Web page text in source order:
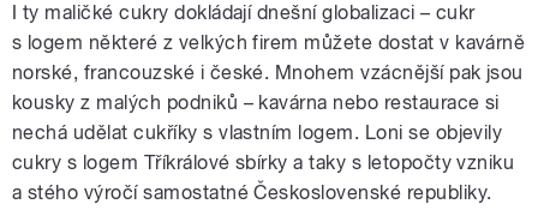
I ty maličké cukry dokládají dnešní globalizaci – cukr
s logem některé z velkých firem můžete dostat v kavárně
norské, francouzské i české. Mnohem vzácnější pak jsou
kousky z malých podniků – kavárna nebo restaurace si
nechá udělat cukříky s vlastním logem. Loni se objevily
cukry s logem Tříkrálové sbírky a taky s letopočty vzniku
a stého výročí samostatné Československé republiky.